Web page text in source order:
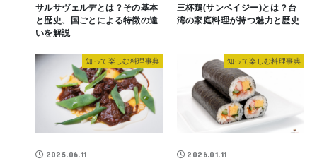
サルサヴェルデとは？その基本
と歴史、国ごとによる特徴の違
いを解説
三杯鶏(サンベイジー)とは？台
湾の家庭料理が持つ魅力と歴史
知って楽しむ料理事典
2025.06.11
知って楽しむ料理事典
2026.01.11